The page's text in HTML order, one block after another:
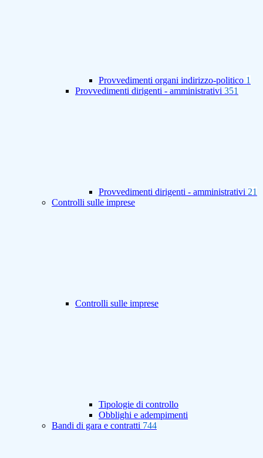
Provvedimenti organi indirizzo-politico 1
Provvedimenti dirigenti - amministrativi 351
Provvedimenti dirigenti - amministrativi 21
Controlli sulle imprese
Controlli sulle imprese
Tipologie di controllo
Obblighi e adempimenti
Bandi di gara e contratti 744